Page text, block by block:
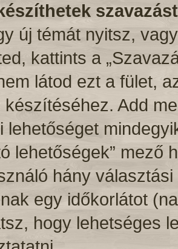
új témát nyitsz,
kattints a
látod ezt a fület,
Add
lehetőséget
lehetőségek” mező
hány
egy időkorlátot
hogy lehetséges